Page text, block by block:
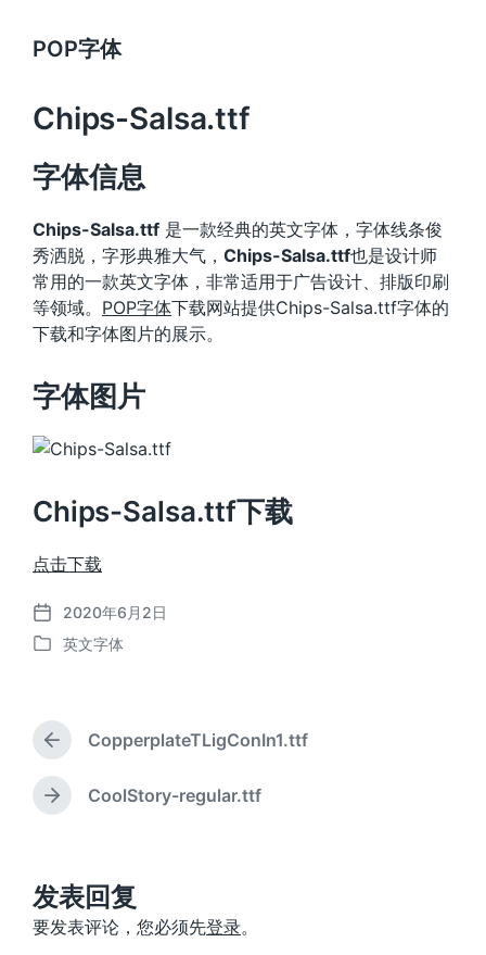
POP字体
Chips-Salsa.ttf
字体信息
Chips-Salsa.ttf 是一款经典的英文字体，字体线条俊
秀洒脱，字形典雅大气， Chips-Salsa.ttf也是设计师
常用的一款英文字体，非常适用于广告设计、排版印刷
等领域。 POP字体下载网站提供Chips-Salsa.ttf字体的
下载和字体图片的展示。
字体图片
Chips-Salsa.ttf下载
点击下载
发
布
2020年6月2日
发
英文字体
上
篇
文
章
CopperplateTLigConIn1.ttf
下
：
CoolStory-regular.ttf
发表回复
要发表评论，您必须先登录。